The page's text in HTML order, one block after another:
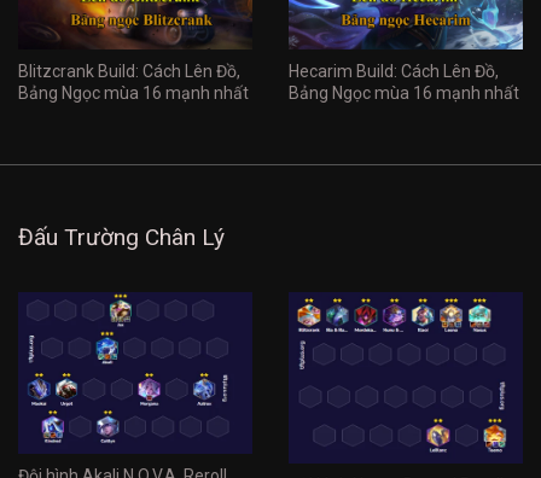
Blitzcrank Build: Cách Lên Đồ,
Bảng Ngọc mùa 16 mạnh nhất
Hecarim Build: Cách Lên Đồ,
Bảng Ngọc mùa 16 mạnh nhất
Đấu Trường Chân Lý